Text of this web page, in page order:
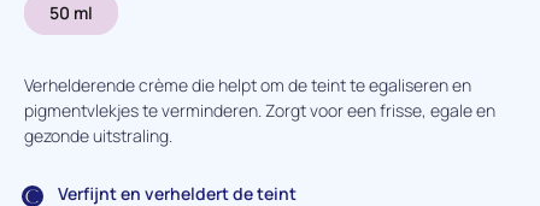
50 ml
Verhelderende crème die helpt om de teint te egaliseren en
pigmentvlekjes te verminderen. Zorgt voor een frisse, egale en
gezonde uitstraling.
Verfijnt en verheldert de teint